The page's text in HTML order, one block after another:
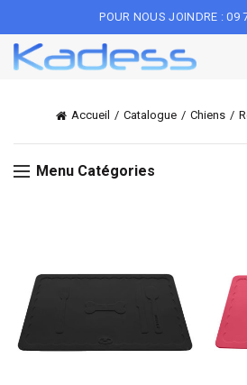
POUR NOUS JOINDRE : 09
Accueil Catalogue Chiens
Menu Catégories